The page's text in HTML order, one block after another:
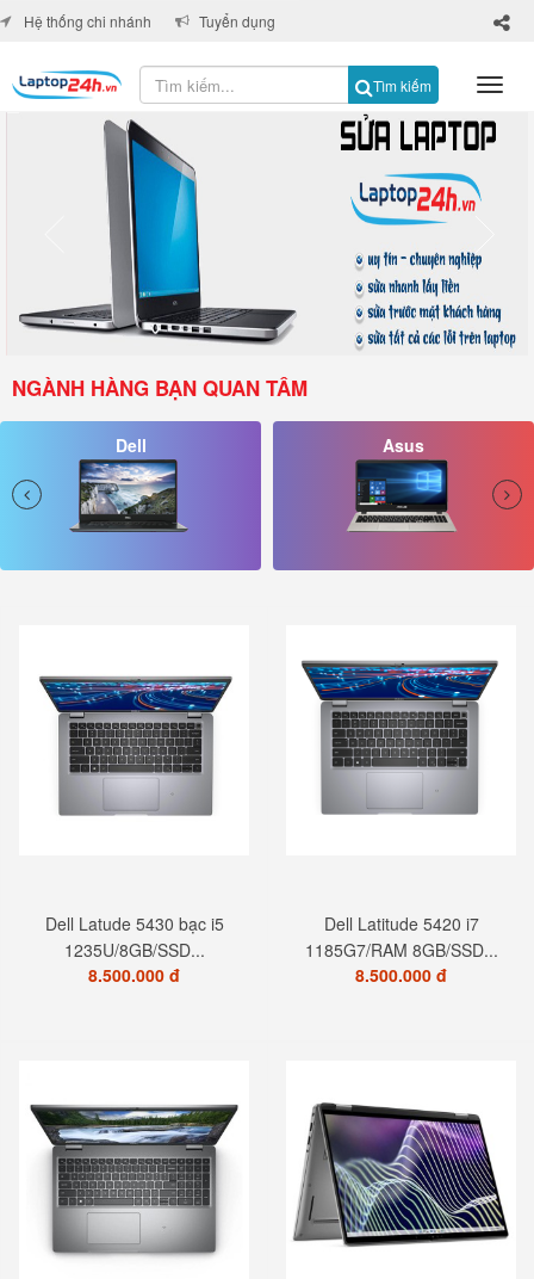
Tìm kiếm
×
Hệ thống chi nhánh Tuyển dụng
NGÀNH HÀNG BẠN QUAN TÂM
Dell Asus
Dell Latude 5430 bạc i5
1235U/8GB/SSD...
8.500.000 đ
Dell Latitude 5420 i7
1185G7/RAM 8GB/SSD...
8.500.000 đ